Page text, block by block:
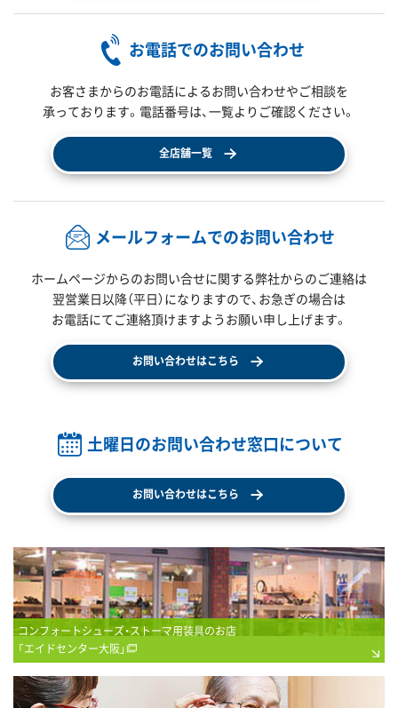
お電話でのお問い合わせ
お客さまからのお電話によるお問い合わせやご相談を
承っております。電話番号は、一覧よりご確認ください。
全店舗一覧
メールフォームでのお問い合わせ
ホームページからのお問い合せに関する弊社からのご連絡は
翌営業日以降（平日）になりますので、 お急ぎの場合は
お電話にてご連絡頂けますようお願い申し上げます。
お問い合わせはこちら
土曜日のお問い合わせ窓口について
お問い合わせはこちら
コンフォートシューズ・ストーマ用装具のお店
「エイドセンター大阪」